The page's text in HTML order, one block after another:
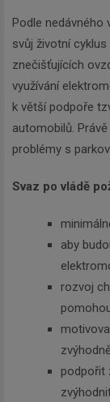
Podle nedávného
svůj životní
znečišťujících
využívání
k větší podpoře
automobilů.
problémy s
Svaz po vládě
aby
rozvoj
podpořit